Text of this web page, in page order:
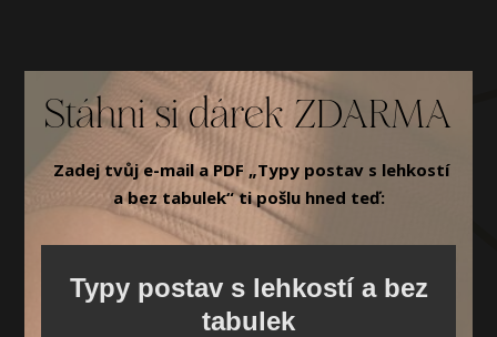
Stáhni si dárek ZDARMA
Zadej tvůj e-mail a PDF „Typy postav s lehkostí
a bez tabulek“ ti pošlu hned teď:
Typy postav s lehkostí a bez
tabulek